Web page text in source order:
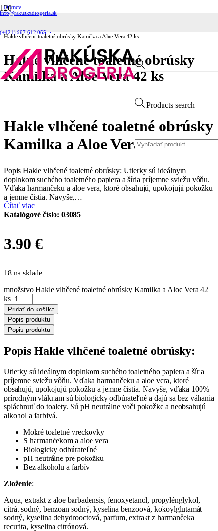
info@rakuskadrogeria.sk
(+421) 907 612 055
Products search
Domov
Hygienické potreby
Vlhčený toaletný papier
Hakle vlhčené toaletné obrúsky Kamilka a Aloe Vera 42 ks
Hakle vlhčené toaletné obrúsky
Kamilka a Aloe Vera 42 ks
Hakle vlhčené toaletné obrúsky
Kamilka a Aloe Vera 42 ks
Popis Hakle vlhčené toaletné obrúsky: Utierky sú ideálnym
doplnkom suchého toaletného papiera a šíria príjemne sviežu vôňu.
Vďaka harmančeku a aloe vera, ktoré obsahujú, upokojujú pokožku
a jemne čistia. Navyše,…
Čítať viac
Katalógové číslo: 03085
3.90 €
18 na sklade
množstvo Hakle vlhčené toaletné obrúsky Kamilka a Aloe Vera 42
ks
Pridať do košíka
Popis produktu
Popis produktu
Popis Hakle vlhčené toaletné obrúsky:
Utierky sú ideálnym doplnkom suchého toaletného papiera a šíria
príjemne sviežu vôňu. Vďaka harmančeku a aloe vera, ktoré
obsahujú, upokojujú pokožku a jemne čistia. Navyše, vďaka 100%
prírodným vláknam sú biologicky odbúrateľné a dajú sa bez váhania
spláchnuť do toalety. Sú pH neutrálne voči pokožke a neobsahujú
alkohol a farbivá.
Mokré toaletné vreckovky
S harmančekom a aloe vera
Biologicky odbúrateľné
pH neutrálne pre pokožku
Bez alkoholu a farbív
Zloženie:
Aqua, extrakt z aloe barbadensis, fenoxyetanol, propylénglykol,
citrát sodný, benzoan sodný, kyselina benzoová, kokoylglutamát
sodný, kyselina dehydrooctová, parfum, extrakt z harmančeka
recutita, kyselina citrónová.